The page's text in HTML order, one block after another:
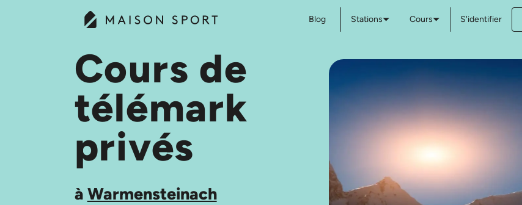
Blog Stations Cours S'identifier
Cours de
télémark
privés
à Warmensteinach